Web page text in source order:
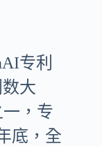
专利
大
，专
底，全